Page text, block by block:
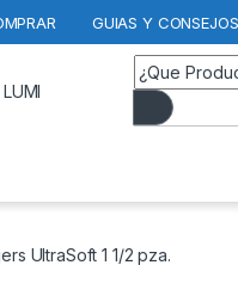
GUIAS Y CONSEJOS
UltraSoft 1 1/2 pza.